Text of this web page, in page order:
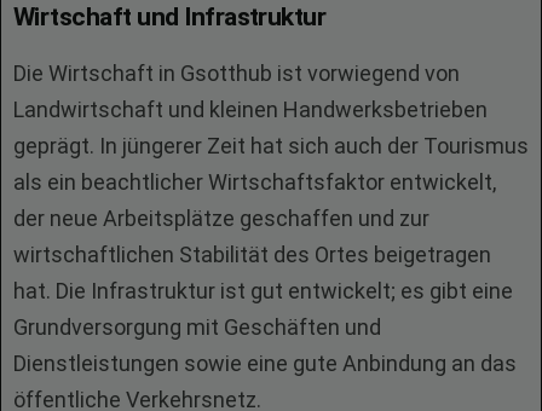
Wirtschaft und Infrastruktur
Die Wirtschaft in Gsotthub ist vorwiegend von
Landwirtschaft und kleinen Handwerksbetrieben
geprägt. In jüngerer Zeit hat sich auch der Tourismus
als ein beachtlicher Wirtschaftsfaktor entwickelt,
der neue Arbeitsplätze geschaffen und zur
wirtschaftlichen Stabilität des Ortes beigetragen
hat. Die Infrastruktur ist gut entwickelt; es gibt eine
Grundversorgung mit Geschäften und
Dienstleistungen sowie eine gute Anbindung an das
öffentliche Verkehrsnetz.